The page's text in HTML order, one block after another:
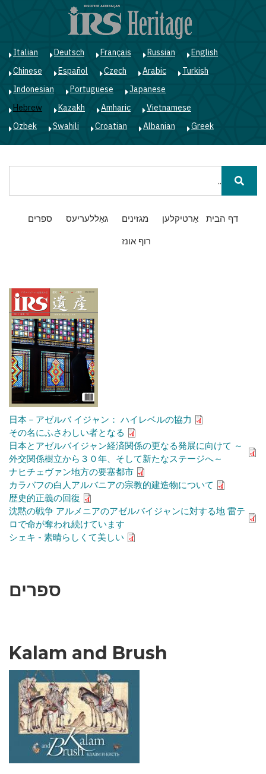
English
Russian
Français
Deutsch
Italian
Turkish
Arabic
Czech
Español
Chinese
Japanese
Portuguese
Indonesian
Vietnamese
Amharic
Kazakh
Hebrew
Greek
Albanian
Croatian
Swahili
Ozbek
Main
navigation
דף הבית אַרטיקלען מגזינים גאַללעריעס
ספרים
רוף אונז
日本－アゼルバ イジャン： ハイレベルの協力
その名にふさわしい者となる
日本とアゼルバイジャン経済関係の更なる発展に向けて ～
外交関係樹立から３０年、そして新たなステージへ～
ナヒチェヴァン地方の要塞都市
カラバフの白人アルバニアの宗教的建造物について
歴史的正義の回復
沈黙の戦争 アルメニアのアゼルバイジャンに対する地 雷テ
ロで命が奪われ続けています
シェキ - 素晴らしくて美しい
ספרים
Kalam and Brush